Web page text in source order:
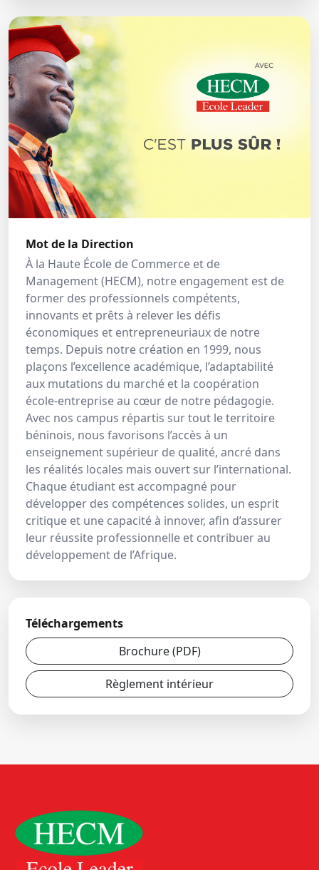
Mot de la Direction
À la Haute École de Commerce et de
Management (HECM), notre engagement est de
former des professionnels compétents,
innovants et prêts à relever les défis
économiques et entrepreneuriaux de notre
temps. Depuis notre création en 1999, nous
plaçons l’excellence académique, l’adaptabilité
aux mutations du marché et la coopération
école-entreprise au cœur de notre pédagogie.
Avec nos campus répartis sur tout le territoire
béninois, nous favorisons l’accès à un
enseignement supérieur de qualité, ancré dans
les réalités locales mais ouvert sur l’international.
Chaque étudiant est accompagné pour
développer des compétences solides, un esprit
critique et une capacité à innover, afin d’assurer
leur réussite professionnelle et contribuer au
développement de l’Afrique.
Téléchargements
Brochure (PDF)
Règlement intérieur